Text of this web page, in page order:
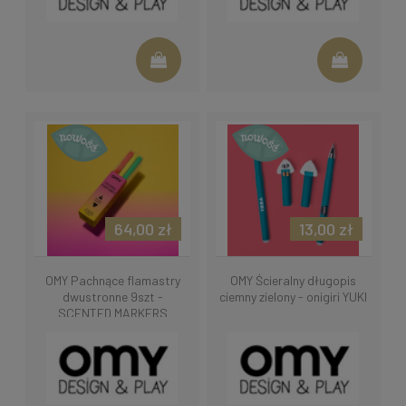
OMY Pachnące flamastry
dwustronne 9szt -
SCENTED MARKERS
64,00 zł
OMY Ścieralny długopis
ciemny zielony - onigiri YUKI
13,00 zł